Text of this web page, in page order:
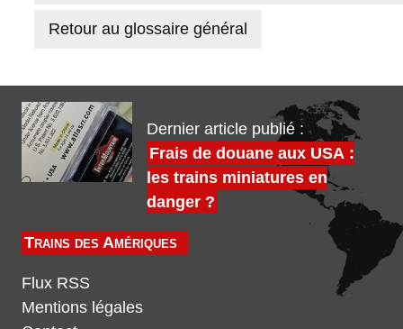
Retour au glossaire général
Dernier article publié :
Frais de douane aux USA :
les trains miniatures en
danger ?
Trains des Amériques
Flux RSS
Mentions légales